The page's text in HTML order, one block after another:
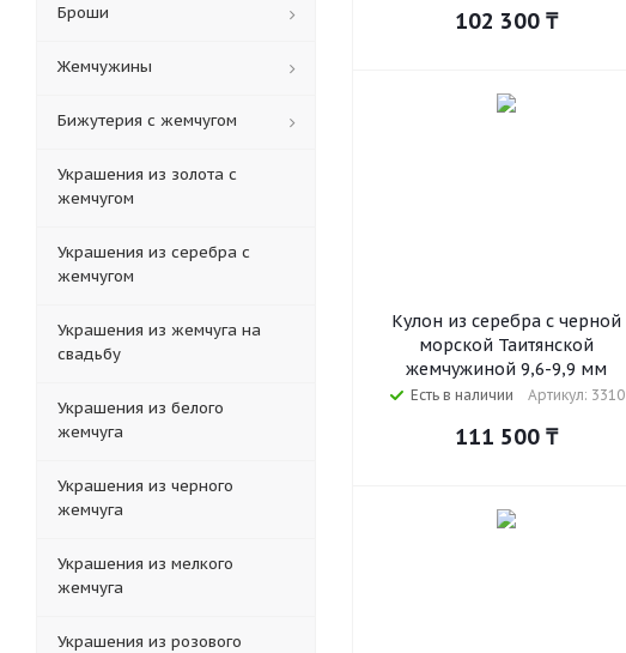
102 300₸
Кулон из серебра с черной
морской Таитянской
жемчужиной 9,6-9,9 мм
Есть в наличии Артикул: 3310
111 500₸
Броши
Жемчужины
Бижутерия с жемчугом
Украшения из золота с
жемчугом
Украшения из серебра с
жемчугом
Украшения из жемчуга на
свадьбу
Украшения из белого
жемчуга
Украшения из черного
жемчуга
Украшения из мелкого
жемчуга
Украшения из розового